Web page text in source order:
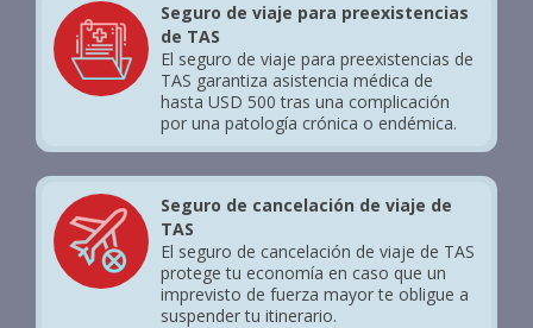
Seguro de viaje para preexistencias
de TAS
El seguro de viaje para preexistencias de
TAS garantiza asistencia médica de
hasta USD 500 tras una complicación
por una patología crónica o endémica.
Seguro de cancelación de viaje de
TAS
El seguro de cancelación de viaje de TAS
protege tu economía en caso que un
imprevisto de fuerza mayor te obligue a
suspender tu itinerario.